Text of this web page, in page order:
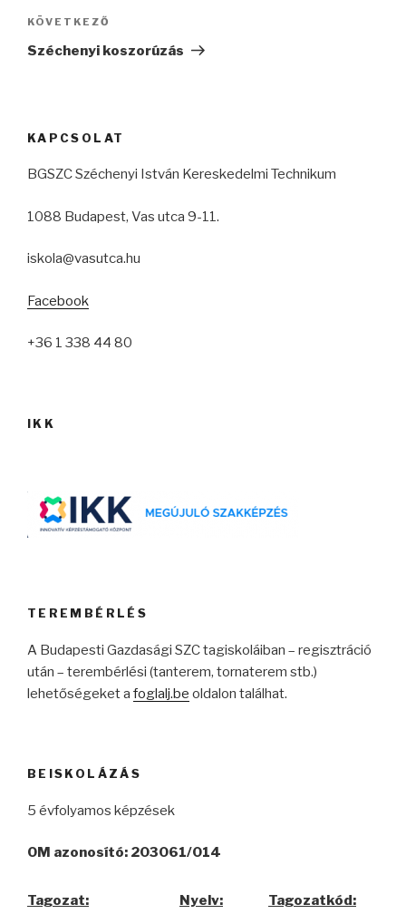
Következő
bejegyzés
KÖVETKEZŐ
Széchenyi koszorúzás
KAPCSOLAT
BGSZC Széchenyi István Kereskedelmi Technikum
1088 Budapest, Vas utca 9-11.
iskola@vasutca.hu
Facebook
+36 1 338 44 80
IKK
TEREMBÉRLÉS
A Budapesti Gazdasági SZC tagiskoláiban – regisztráció
után – terembérlési (tanterem, tornaterem stb.)
lehetőségeket a foglalj.be oldalon találhat.
BEISKOLÁZÁS
5 évfolyamos képzések
OM azonosító: 203061/014
Tagozat: Nyelv: Tagozatkód: